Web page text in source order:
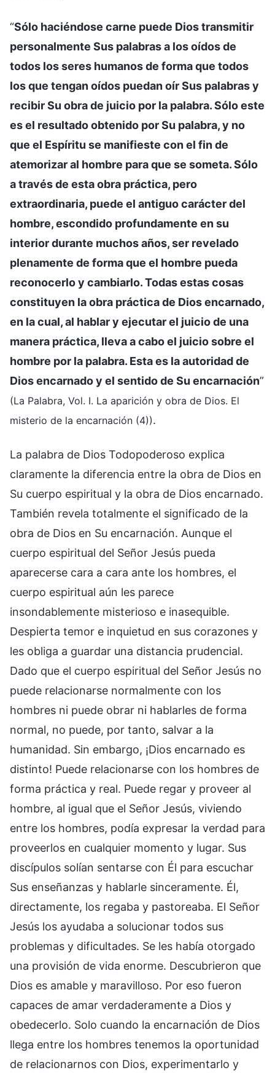
“Sólo haciéndose carne puede Dios transmitir
personalmente Sus palabras a los oídos de
todos los seres humanos de forma que todos
los que tengan oídos puedan oír Sus palabras y
recibir Su obra de juicio por la palabra. Sólo este
es el resultado obtenido por Su palabra, y no
que el Espíritu se manifieste con el fin de
atemorizar al hombre para que se someta. Sólo
a través de esta obra práctica, pero
extraordinaria, puede el antiguo carácter del
hombre, escondido profundamente en su
interior durante muchos años, ser revelado
plenamente de forma que el hombre pueda
reconocerlo y cambiarlo. Todas estas cosas
constituyen la obra práctica de Dios encarnado,
en la cual, al hablar y ejecutar el juicio de una
manera práctica, lleva a cabo el juicio sobre el
hombre por la palabra. Esta es la autoridad de
Dios encarnado y el sentido de Su encarnación”
(La Palabra, Vol. I. La aparición y obra de Dios. El
misterio de la encarnación (4)).
La palabra de Dios Todopoderoso explica
claramente la diferencia entre la obra de Dios en
Su cuerpo espiritual y la obra de Dios encarnado.
También revela totalmente el significado de la
obra de Dios en Su encarnación. Aunque el
cuerpo espiritual del Señor Jesús pueda
aparecerse cara a cara ante los hombres, el
cuerpo espiritual aún les parece
insondablemente misterioso e inasequible.
Despierta temor e inquietud en sus corazones y
les obliga a guardar una distancia prudencial.
Dado que el cuerpo espiritual del Señor Jesús no
puede relacionarse normalmente con los
hombres ni puede obrar ni hablarles de forma
normal, no puede, por tanto, salvar a la
humanidad. Sin embargo, ¡Dios encarnado es
distinto! Puede relacionarse con los hombres de
forma práctica y real. Puede regar y proveer al
hombre, al igual que el Señor Jesús, viviendo
entre los hombres, podía expresar la verdad para
proveerlos en cualquier momento y lugar. Sus
discípulos solían sentarse con Él para escuchar
Sus enseñanzas y hablarle sinceramente. Él,
directamente, los regaba y pastoreaba. El Señor
Jesús los ayudaba a solucionar todos sus
problemas y dificultades. Se les había otorgado
una provisión de vida enorme. Descubrieron que
Dios es amable y maravilloso. Por eso fueron
capaces de amar verdaderamente a Dios y
obedecerlo. Solo cuando la encarnación de Dios
llega entre los hombres tenemos la oportunidad
de relacionarnos con Dios, experimentarlo y